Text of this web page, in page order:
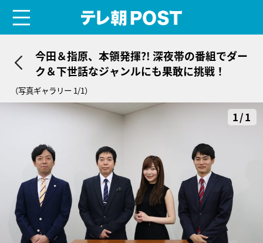
今田＆指原、本領発揮?! 深夜帯の番組でダー
ク＆下世話なジャンルにも果敢に挑戦！
（写真ギャラリー 1/1）
1/1